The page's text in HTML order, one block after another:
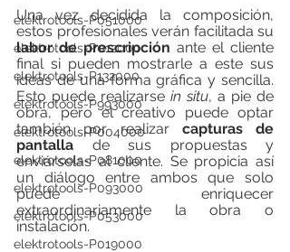
elektrotools-P051000
elektrotools-P012000
elektrotools-P132000
elektrotools-P993000
elektrotools-P004000
elektrotools-P081000
elektrotools-P093000
elektrotools-P053000
elektrotools-P019000
Una vez decidida la composición,
labor de prescripción ante el cliente
final si pueden mostrarle a este sus
ideas de una forma gráfica y sencilla.
Esto puede realizarse in situ, a pie de
obra, pero el creativo puede optar
también por realizar capturas de
pantalla de sus propuestas y
enviárselas al cliente. Se propicia así
un diálogo entre ambos que solo
puede enriquecer
extraordinariamente la obra o
instalación.